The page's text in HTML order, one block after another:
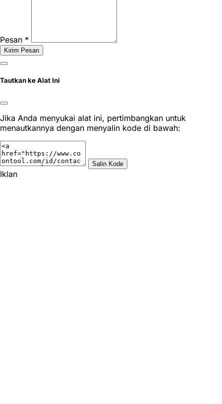
Pesan *
Kirim Pesan
Tautkan ke Alat Ini
Jika Anda menyukai alat ini, pertimbangkan untuk
menautkannya dengan menyalin kode di bawah:
Salin Kode
Iklan